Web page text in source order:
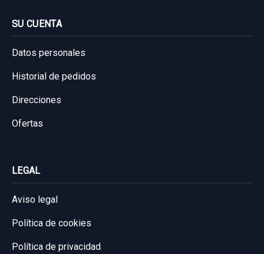
SU CUENTA
Datos personales
Historial de pedidos
Direcciones
Ofertas
LEGAL
Aviso legal
Política de cookies
Política de privacidad